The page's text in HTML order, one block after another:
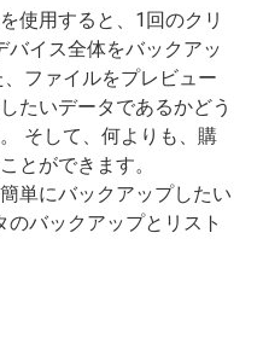
使用すると、1回のクリ
バイス全体をバックアッ
ファイルをプレビュー
たいデータであるかどう
そして、何よりも、購
とができます。
単にバックアップしたい
のバックアップとリスト